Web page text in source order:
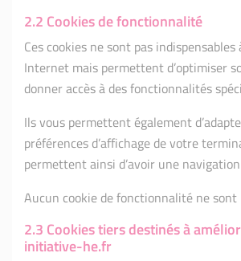
2.2 Cookies de fonctionnalité
Ces cookies ne sont pas
Internet mais permettent d’optimiser
donner accès à des fonctionnalités
Ils vous permettent également
préférences d’affichage de votre
permettent ainsi d’avoir une
Aucun cookie de fonctionnalité ne
2.3 Cookies tiers destinés à
initiative-he.fr